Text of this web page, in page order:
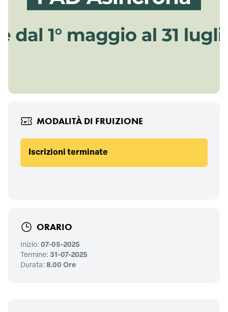
MODALITÀ DI FRUIZIONE
Iscrizioni terminate
ORARIO
Inizio: 07-05-2025
Termine: 31-07-2025
Durata: 8.00 Ore